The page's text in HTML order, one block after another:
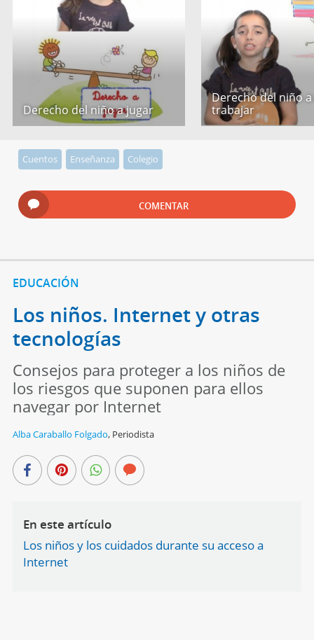
Derecho del niño a jugar
Derecho del niño
trabajar
Cuentos Enseñanza Colegio
COMENTAR
EDUCACIÓN
Los niños. Internet y otras
tecnologías
Consejos para proteger a los niños de
los riesgos que suponen para ellos
navegar por Internet
Alba Caraballo Folgado, Periodista
En este artículo
Los niños y los cuidados durante su acceso a
Internet